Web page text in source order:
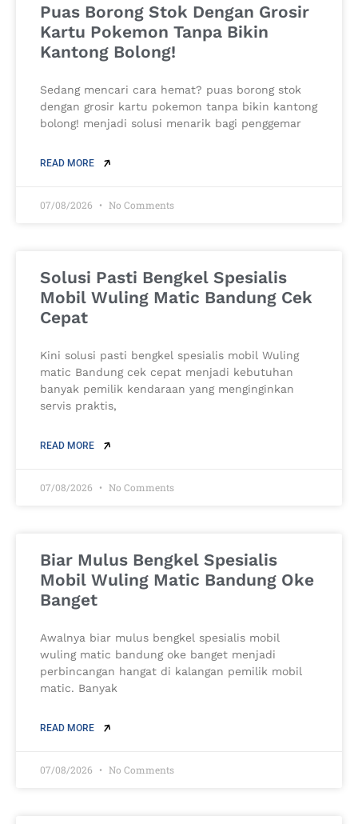
Puas Borong Stok Dengan Grosir
Kartu Pokemon Tanpa Bikin
Kantong Bolong!
Sedang mencari cara hemat? puas borong stok
dengan grosir kartu pokemon tanpa bikin kantong
bolong! menjadi solusi menarik bagi penggemar
READ MORE
07/08/2026 No Comments
Solusi Pasti Bengkel Spesialis
Mobil Wuling Matic Bandung Cek
Cepat
Kini solusi pasti bengkel spesialis mobil Wuling
matic Bandung cek cepat menjadi kebutuhan
banyak pemilik kendaraan yang menginginkan
servis praktis,
READ MORE
07/08/2026 No Comments
Biar Mulus Bengkel Spesialis
Mobil Wuling Matic Bandung Oke
Banget
Awalnya biar mulus bengkel spesialis mobil
wuling matic bandung oke banget menjadi
perbincangan hangat di kalangan pemilik mobil
matic. Banyak
READ MORE
07/08/2026 No Comments